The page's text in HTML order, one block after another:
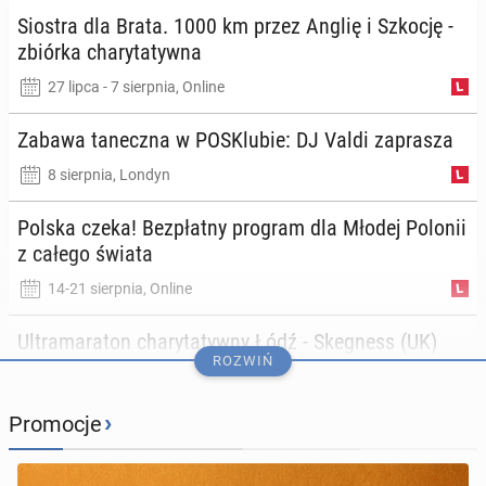
świata
1651
PRZEJDŹ DO WIADOMOŚCI
Siostra dla Brata. 1000 km przez Anglię i Szkocję -
zbiórka cha­ry­ta­tyw­na
27 lipca - 7 sierpnia, Online
Zabawa ta­necz­na w PO­SKlu­bie: DJ Valdi za­pra­sza
8 sierpnia, Londyn
Polska czeka! Bez­płat­ny program dla Młodej Polonii
z całego świata
14-21 sierpnia, Online
Ul­tra­ma­ra­ton cha­ry­ta­tyw­ny Łódź - Ske­gness (UK)
2026
Darmowy projekt edu­ka­cyj­ny dla liderek i liderów po­
ROZWIŃ
Promocje›